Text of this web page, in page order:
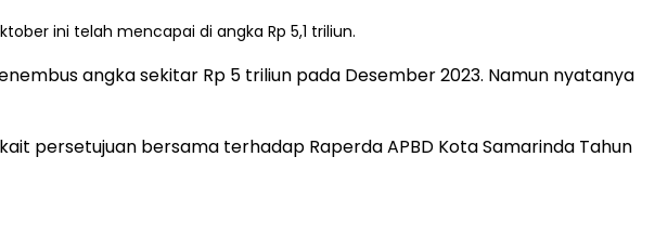
ini telah mencapai di angka Rp 5,1 triliun.
angka sekitar Rp 5 triliun pada Desember 2023. Namun nyatanya
persetujuan bersama terhadap Raperda APBD Kota Samarinda Tahun